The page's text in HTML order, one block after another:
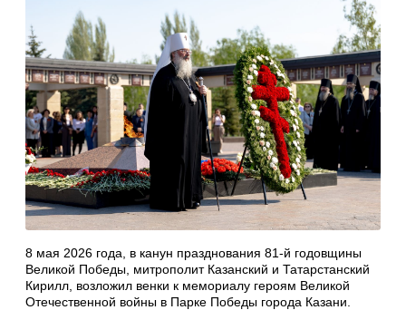
8 мая 2026 года, в канун празднования 81-й годовщины
Великой Победы, митрополит Казанский и Татарстанский
Кирилл, возложил венки к мемориалу героям Великой
Отечественной войны в Парке Победы города Казани.